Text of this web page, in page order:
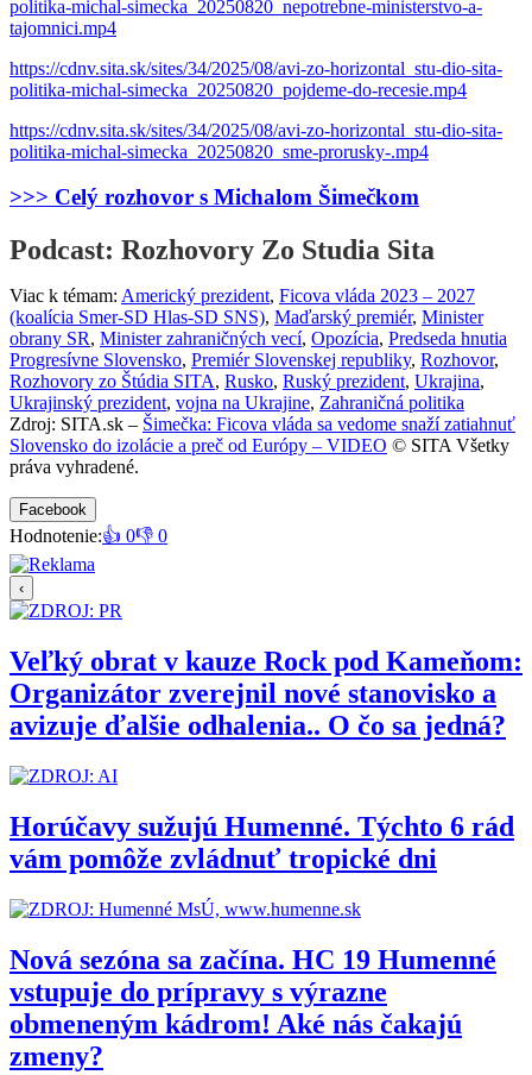
politika-michal-simecka_20250820_nepotrebne-ministerstvo-a-
tajomnici.mp4
https://cdnv.sita.sk/sites/34/2025/08/avi-zo-horizontal_stu-dio-sita-
politika-michal-simecka_20250820_pojdeme-do-recesie.mp4
https://cdnv.sita.sk/sites/34/2025/08/avi-zo-horizontal_stu-dio-sita-
politika-michal-simecka_20250820_sme-prorusky-.mp4
>>> Celý rozhovor s Michalom Šimečkom
Podcast: Rozhovory Zo Studia Sita
Viac k témam: Americký prezident, Ficova vláda 2023 – 2027
(koalícia Smer-SD Hlas-SD SNS), Maďarský premiér, Minister
obrany SR, Minister zahraničných vecí, Opozícia, Predseda hnutia
Progresívne Slovensko, Premiér Slovenskej republiky, Rozhovor,
Rozhovory zo Štúdia SITA, Rusko, Ruský prezident, Ukrajina,
Ukrajinský prezident, vojna na Ukrajine, Zahraničná politika
Zdroj: SITA.sk – Šimečka: Ficova vláda sa vedome snaží zatiahnuť
Slovensko do izolácie a preč od Európy – VIDEO © SITA Všetky
práva vyhradené.
Facebook
Hodnotenie:👍 0👎 0
‹
Veľký obrat v kauze Rock pod Kameňom:
Organizátor zverejnil nové stanovisko a
avizuje ďalšie odhalenia.. O čo sa jedná?
Horúčavy sužujú Humenné. Týchto 6 rád
vám pomôže zvládnuť tropické dni
Nová sezóna sa začína. HC 19 Humenné
vstupuje do prípravy s výrazne
obmeneným kádrom! Aké nás čakajú
zmeny?